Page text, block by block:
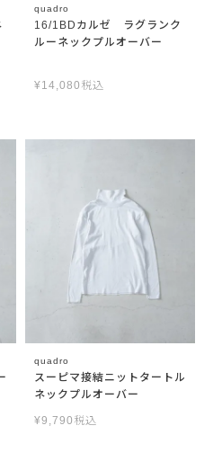
quadro
16/1BDカルゼ ラグランク
ルーネックプルオーバー
¥14,080 税込
quadro
スーピマ接結ニットタートル
ネックプルオーバー
¥9,790 税込